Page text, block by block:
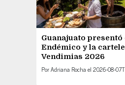
Guanajuato
Endémico y la
Vendimias 2026
PorAdriana Rocha el 2026-08-